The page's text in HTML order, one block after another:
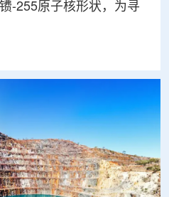
-255原子核形状，为寻